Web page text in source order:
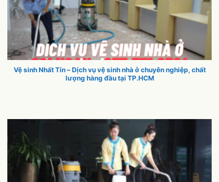
Vệ sinh Nhất Tín – Dịch vụ vệ sinh nhà ở chuyên nghiệp, chất
lượng hàng đầu tại TP.HCM